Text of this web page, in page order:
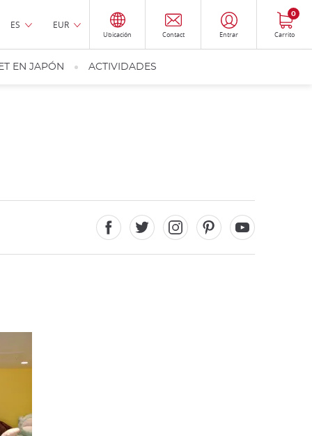
ES EUR
Ubicación Contact Entrar Carrito
0
EN JAPÓN ACTIVIDADES